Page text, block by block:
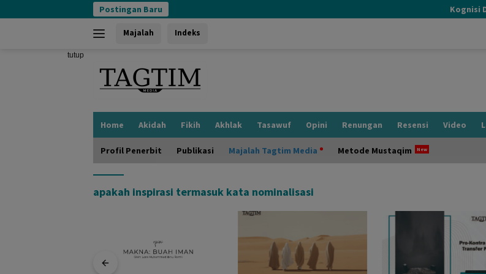
ke
Postingan Baru Kognisi
Majalah Indeks
tutup
Home Akidah Fikih Akhlak Tasawuf Opini Renungan Resensi Video
Profil Penerbit Publikasi Majalah Tagtim Media Metode Mustaqim
apakah inspirasi termasuk kata nominalisasi